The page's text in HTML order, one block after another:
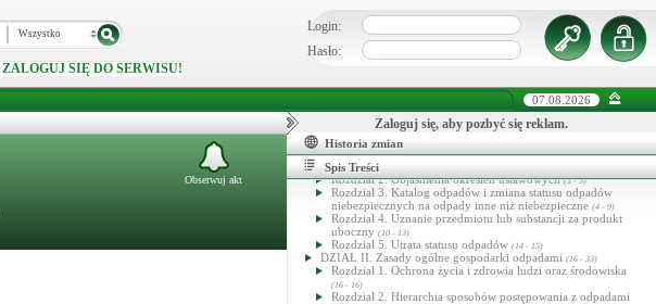
Wszystko
ZALOGUJ SIĘ DO SERWISU!
Login:
Hasło:
07.08.2026
Obserwuj akt
Zaloguj się, aby pozbyć się reklam.
Historia zmian
Spis Treści
Ustawa o odpadach
DZIAŁ I. Przepisy ogólne(1 - 15)
Rozdział 1. Zakres ustawy
Rozdział 2. Objaśnienia określeń ustawowych(3 - 3)
Rozdział 3. Katalog odpadów i zmiana statusu odpadów
niebezpiecznych na odpady inne niż niebezpieczne (4 - 9)
Rozdział 4. Uznanie przedmiotu lub substancji za produkt
uboczny (10 - 13)
Rozdział 5. Utrata statusu odpadów (14 - 15)
DZIAŁ II. Zasady ogólne gospodarki odpadami (16 - 33)
Rozdział 1. Ochrona życia i zdrowia ludzi oraz środowiska
(16 - 16)
Rozdział 2. Hierarchia sposobów postępowania z odpadami